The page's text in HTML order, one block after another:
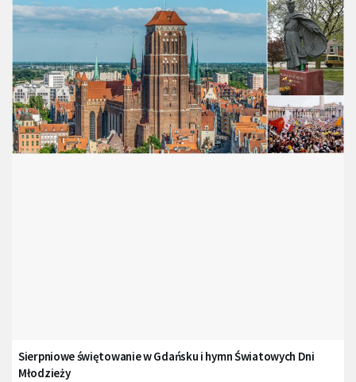
Sierpniowe świętowanie w Gdańsku i hymn Światowych Dni
Młodzieży